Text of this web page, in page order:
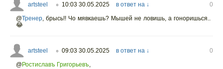
artsteel ○ 10:03 30.05.2025 в ответ на ↓
0
@Тренер брысь!! Чо мявкаешь? Мышей не ловишь, а гоноришься..
😂
artsteel ○ 09:03 30.05.2025 в ответ на ↓
0
@Ростиславъ Григорьевъ